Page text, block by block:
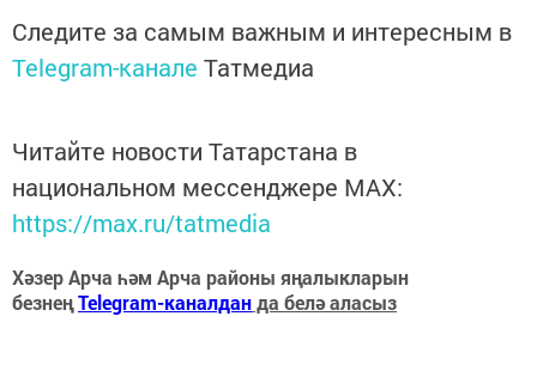
Следите за самым важным и интересным в
Telegram-канале Татмедиа
Читайте новости Татарстана в
национальном мессенджере MАХ:
https://max.ru/tatmedia
Хәзер Арча һәм Арча районы яңалыкларын
безнеңTelegram-каналданда белә аласыз